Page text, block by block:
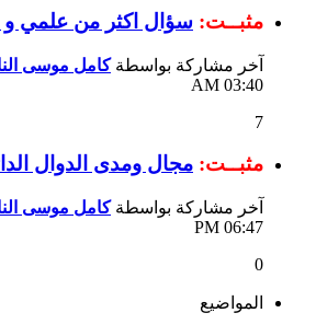
مثبــت: سؤال اكثر من علمي و
آخر مشاركة بواسطةكامل موسى
03:40 AM
7
مثبــت: مجال ومدى الدوال
آخر مشاركة بواسطةكامل موسى
06:47 PM
0
المواضيع